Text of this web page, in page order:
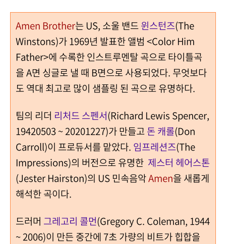
Amen Brother는 US, 소울 밴드윈스턴즈(The
Winstons)가 1969년 발표한 앨범 <Color Him
Father>에 수록한 인스트루멘탈 곡으로 타이틀곡
을 A면 싱글로 낼 때 B면으로 사용되었다. 무엇보다
도 역대 최고로 많이 샘플링 된 곡으로 유명하다.
팀의 리더 리처드 스펜서(Richard Lewis Spencer,
19420503 ~ 20201227)가 만들고 돈 캐롤(Don
Carroll)이 프로듀서를 맡았다. 임프레션즈(The
Impressions)의 버전으로 유명한 제스터 헤어스톤
(Jester Hairston)의 US 민속음악Amen을 새롭게
해석한 곡이다.
드러머 그레고리 콜먼(Gregory C. Coleman, 1944
~ 2006)이 만든 중간에 7초 가량의 비트가 힙합을